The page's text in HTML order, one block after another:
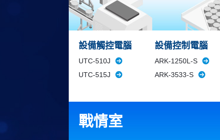
設備觸控電腦
UTC-510J
UTC-515J
設備控制電腦
ARK-1250L-S
ARK-3533-S
戰情室